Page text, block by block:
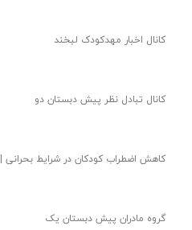
کانال اخبار مهدکودک لبخند
کانال تبادل نظر پیش دبستان دو
کاهش اضطراب کودکان در شرایط بحرانی | 4 تکنیک طلایی
گروه مادران پیش دبستان یک